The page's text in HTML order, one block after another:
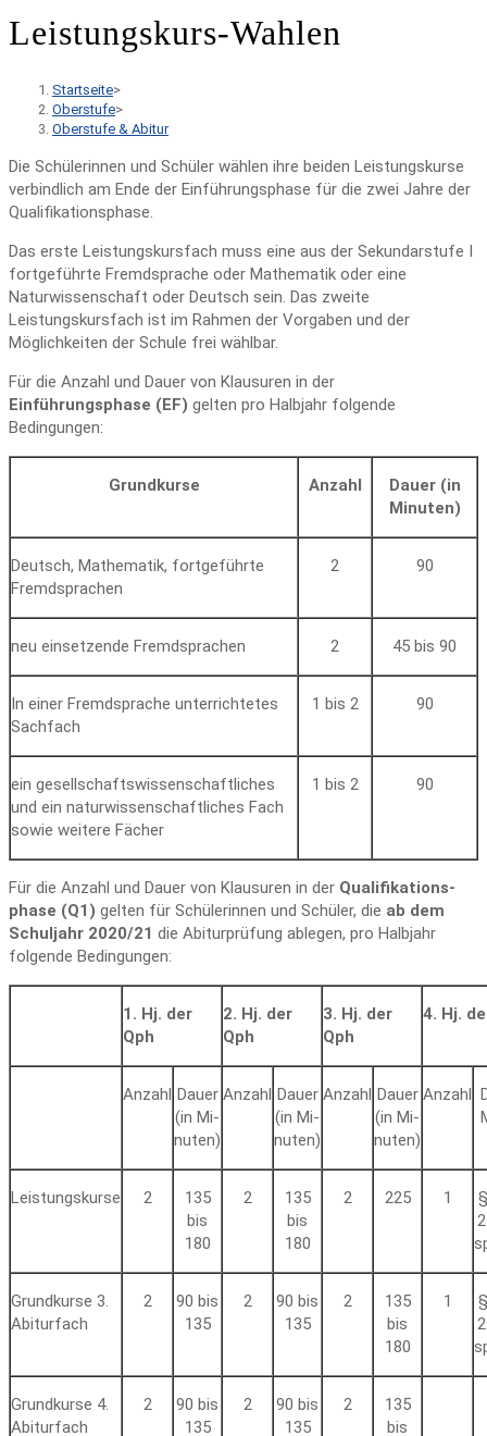
Leistungskurs-Wahlen
Startseite>
Oberstufe>
Oberstufe & Abitur
Die Schülerinnen und Schüler wählen ihre beiden Leistungskurse
verbindlich am Ende der Einführungsphase für die zwei Jahre der
Qualifikationsphase.
Das erste Leistungskursfach muss eine aus der Sekundarstufe I
fortgeführte Fremdsprache oder Mathematik oder eine
Naturwissenschaft oder Deutsch sein. Das zweite
Leistungskursfach ist im Rahmen der Vorgaben und der
Möglichkeiten der Schule frei wählbar.
Für die Anzahl und Dauer von Klausuren in der
Einführungsphase (EF) gelten pro Halbjahr folgende
Bedingungen:
Grundkurse Anzahl
Dauer (in
Minuten)
Deutsch, Mathematik, fortgeführte
Fremdsprachen
2 90
neu einsetzende Fremdsprachen 2 45 bis 90
In einer Fremdsprache unterrichtetes
Sachfach
1 bis 2 90
ein gesellschaftswissenschaftliches
und ein naturwissenschaftliches Fach
sowie weitere Fächer
1 bis 2 90
Für die Anzahl und Dauer von Klausuren in der Qualifikations­
phase (Q1) gelten für Schülerinnen und Schüler, die ab dem
Schuljahr 2020/21 die Abitur­prüfung ablegen, pro Halbjahr
folgende Bedin­gungen:
1. Hj. der
Qph
2. Hj. der
Qph
3. Hj. der
Qph
4. Hj.
Anzahl Dauer
(in Mi­
nuten)
Anzahl Dauer
(in Mi­
nuten)
Anzahl Dauer
(in Mi­
nuten)
Anzahl
Leistungskurse 2
135
bis
180
2
135
bis
180
2 225 1
Grundkurse 3.
Abiturfach
2
90 bis
135
2
90 bis
135
2
135
bis
180
1
Grundkurse 4.
Abiturfach
2
90 bis
135
2
90 bis
135
2
135
bis